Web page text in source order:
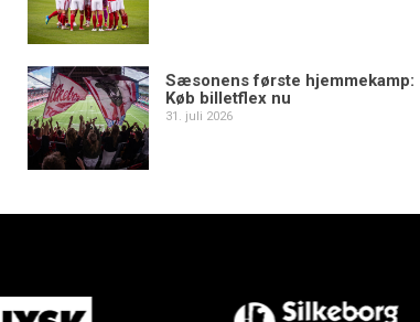
Sæsonens første hjemmekamp:
Køb billetflex nu
31. juli 2026